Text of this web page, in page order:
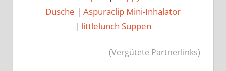
Dusche | Aspuraclip Mini-Inhalator
| littlelunch Suppen
(Vergütete Partnerlinks)